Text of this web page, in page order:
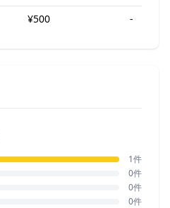
¥500 -
1件
0件
0件
0件